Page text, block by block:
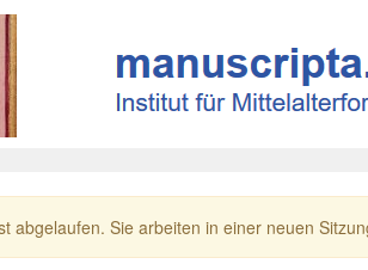
abgelaufen. Sie arbeiten in einer neuen